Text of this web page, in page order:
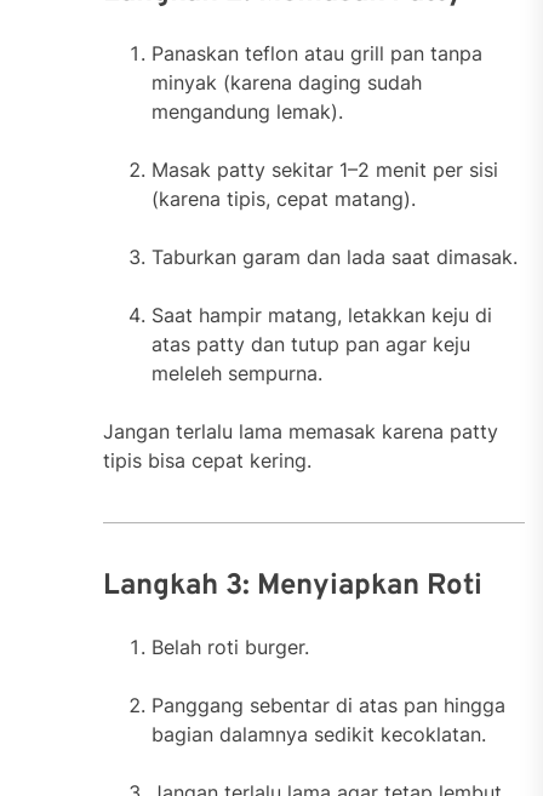
Panaskan teflon atau grill pan tanpa
minyak (karena daging sudah
mengandung lemak).
Masak patty sekitar 1–2 menit per sisi
(karena tipis, cepat matang).
Taburkan garam dan lada saat dimasak.
Saat hampir matang, letakkan keju di
atas patty dan tutup pan agar keju
meleleh sempurna.
Jangan terlalu lama memasak karena patty
tipis bisa cepat kering.
Langkah 3: Menyiapkan Roti
Belah roti burger.
Panggang sebentar di atas pan hingga
bagian dalamnya sedikit kecoklatan.